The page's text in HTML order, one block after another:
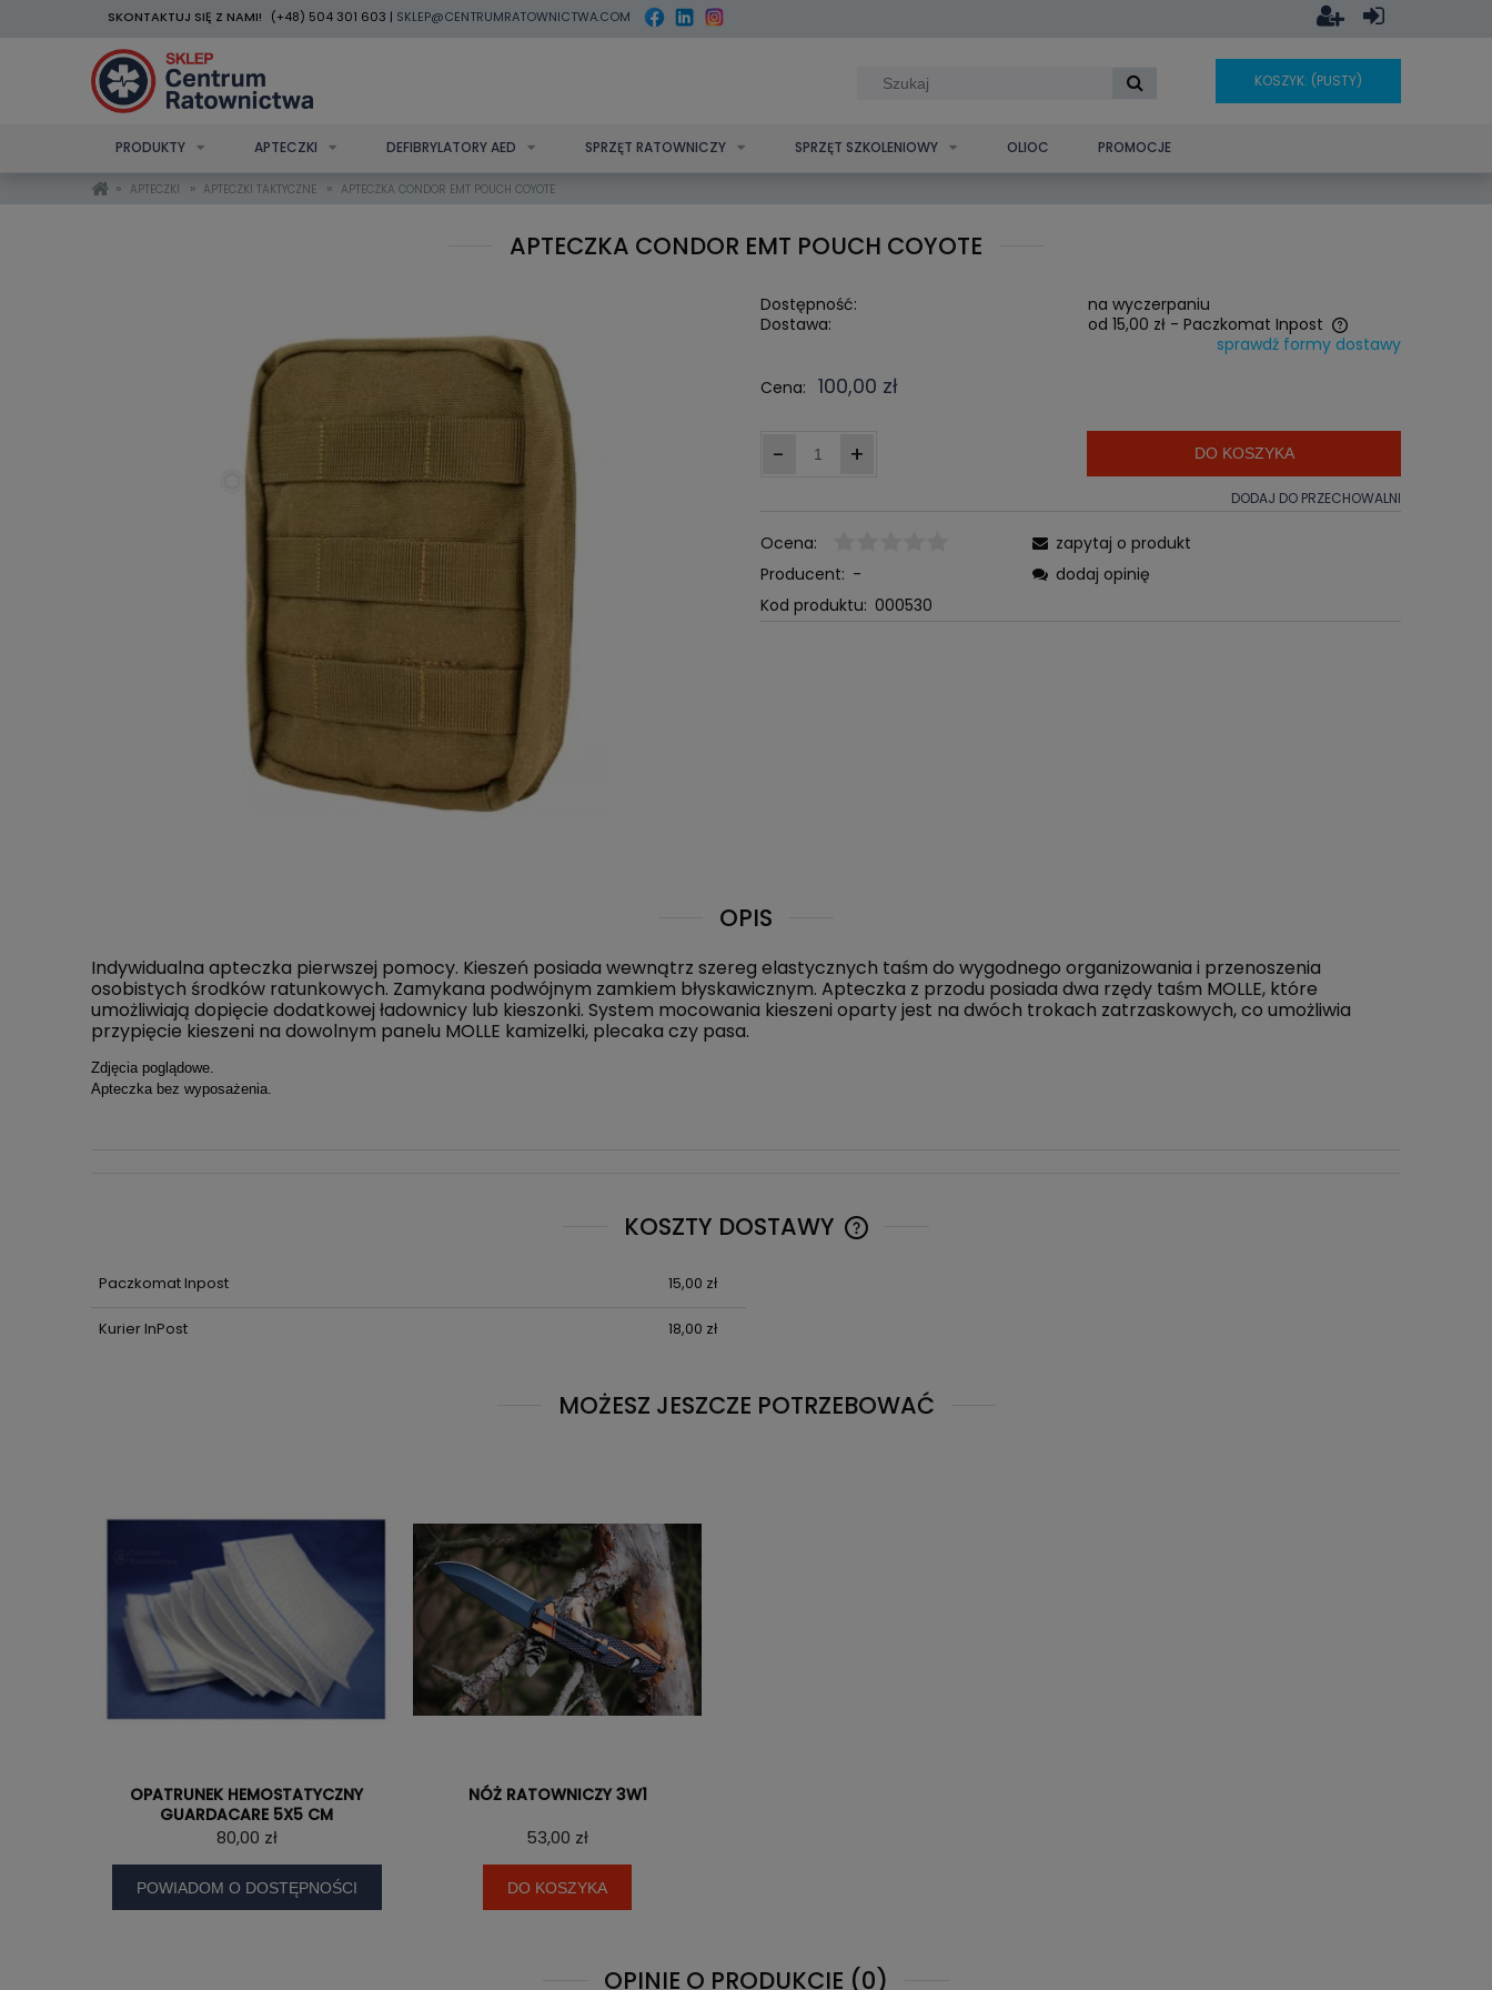
SKONTAKTUJ SIĘ Z NAMI! (+48) 504 301 603 | SKLEP@CENTRUMRATOWNICTWA.COM
KOSZYK: (PUSTY)
PRODUKTY APTECZKI DEFIBRYLATORY AED SPRZĘT RATOWNICZY SPRZĘT SZKOLENIOWY OLIOC PROMOCJE
» APTECZKI » APTECZKI TAKTYCZNE » APTECZKA CONDOR EMT POUCH COYOTE
APTECZKA CONDOR EMT POUCH COYOTE
Dostępność:
na wyczerpaniu
Dostawa:
od 15,00 zł - Paczkomat Inpost
sprawdź formy dostawy
Cena: 100,00 zł
- + DO KOSZYKA
DODAJ DO PRZECHOWALNI
Ocena:
Producent: -
Kod produktu: 000530
zapytaj o produkt
dodaj opinię
OPIS
Indywidualna apteczka pierwszej pomocy. Kieszeń posiada wewnątrz szereg elastycznych taśm do wygodnego organizowania i przenoszenia
osobistych środków ratunkowych. Zamykana podwójnym zamkiem błyskawicznym. Apteczka z przodu posiada dwa rzędy taśm MOLLE, które
umożliwiają dopięcie dodatkowej ładownicy lub kieszonki. System mocowania kieszeni oparty jest na dwóch trokach zatrzaskowych, co umożliwia
przypięcie kieszeni na dowolnym panelu MOLLE kamizelki, plecaka czy pasa.
Zdjęcia poglądowe.
Apteczka bez wyposażenia.
KOSZTY DOSTAWY
Paczkomat Inpost 15,00 zł
Kurier InPost 18,00 zł
MOŻESZ JESZCZE POTRZEBOWAĆ
OPATRUNEK HEMOSTATYCZNY
GUARDACARE 5X5 CM
80,00 zł
POWIADOM O DOSTĘPNOŚCI
NÓŻ RATOWNICZY 3W1
53,00 zł
DO KOSZYKA
OPINIE O PRODUKCIE (0)